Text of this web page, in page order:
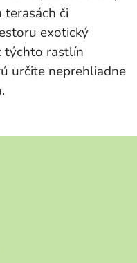
terasách či
exotický
týchto rastlín
určite neprehliadne